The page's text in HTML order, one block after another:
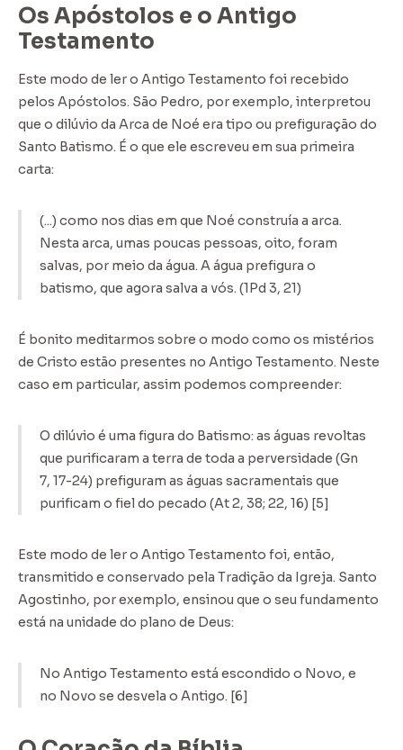
Os Apóstolos e o Antigo
Testamento
Este modo de ler o Antigo Testamento foi recebido
pelos Apóstolos. São Pedro, por exemplo, interpretou
que o dilúvio da Arca de Noé era tipo ou prefiguração do
Santo Batismo. É o que ele escreveu em sua primeira
carta:
(...) como nos dias em que Noé construía a arca.
Nesta arca, umas poucas pessoas, oito, foram
salvas, por meio da água. A água prefigura o
batismo, que agora salva a vós. (1Pd 3, 21)
É bonito meditarmos sobre o modo como os mistérios
de Cristo estão presentes no Antigo Testamento. Neste
caso em particular, assim podemos compreender:
O dilúvio é uma figura do Batismo: as águas revoltas
que purificaram a terra de toda a perversidade (Gn
7, 17-24) prefiguram as águas sacramentais que
purificam o fiel do pecado (At 2, 38; 22, 16) [5]
Este modo de ler o Antigo Testamento foi, então,
transmitido e conservado pela Tradição da Igreja. Santo
Agostinho, por exemplo, ensinou que o seu fundamento
está na unidade do plano de Deus:
No Antigo Testamento está escondido o Novo, e
no Novo se desvela o Antigo. [6]